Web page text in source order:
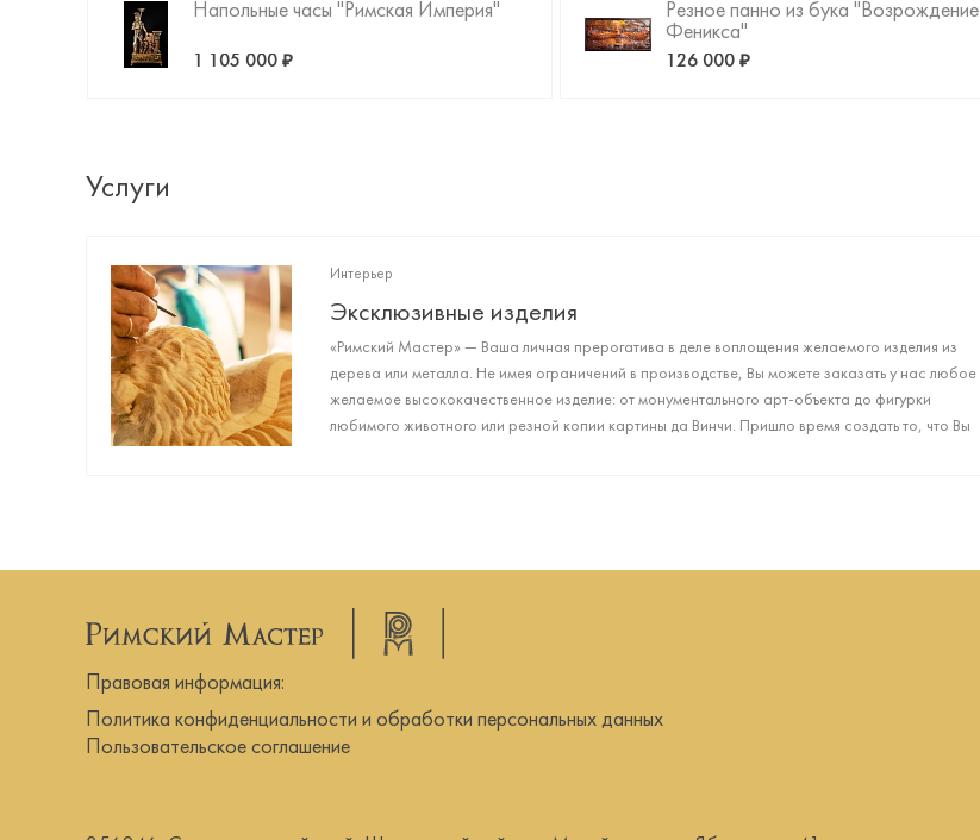
Напольные часы "Римская Империя"
1 105 000 ₽
Резное панно из бука "Возрождение
Феникса"
126 000 ₽
Услуги
Интерьер
Эксклюзивные изделия
«Римский Мастер» — Ваша личная прерогатива в деле воплощения желаемого изделия из
дерева или металла. Не имея ограничений в производстве, Вы можете заказать у нас любое
желаемое высококачественное изделие: от монументального арт-объекта до фигурки
любимого животного или резной копии картины да Винчи. Пришло время создать то, что Вы
Правовая информация:
Политика конфиденциальности и обработки персональных данных
Пользовательское соглашение